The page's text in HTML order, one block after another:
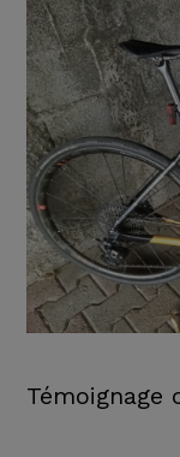
Témoignage